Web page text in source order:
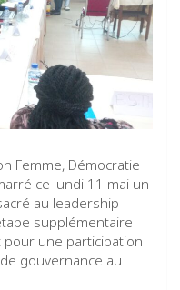
Femme, Démocratie
ce lundi 11 mai un
au leadership
supplémentaire
une participation
gouvernance au